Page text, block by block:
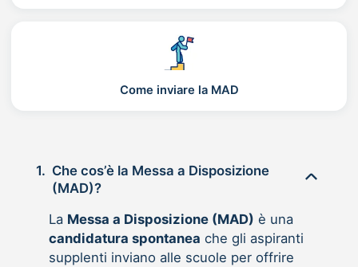
Come inviare la MAD
1. Che cos’è la Messa a Disposizione
(MAD)?
La Messa a Disposizione (MAD) è una
candidatura spontanea che gli aspiranti
supplenti inviano alle scuole per offrire